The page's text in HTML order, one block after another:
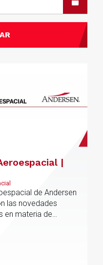
|
de Andersen
las novedades
en materia de